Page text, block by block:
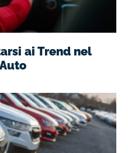
ai Trend nel